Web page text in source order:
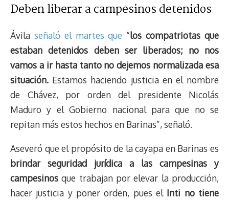
Deben liberar a campesinos detenidos
Ávila señaló el martes que “los compatriotas que
estaban detenidos deben ser liberados; no nos
vamos a ir hasta tanto no dejemos normalizada esa
situación. Estamos haciendo justicia en el nombre
de Chávez, por orden del presidente Nicolás
Maduro y el Gobierno nacional para que no se
repitan más estos hechos en Barinas”, señaló.
Aseveró que el propósito de la cayapa en Barinas es
brindar seguridad jurídica a las campesinas y
campesinosque trabajan por elevar la producción,
hacer justicia y poner orden, pues elInti no tiene